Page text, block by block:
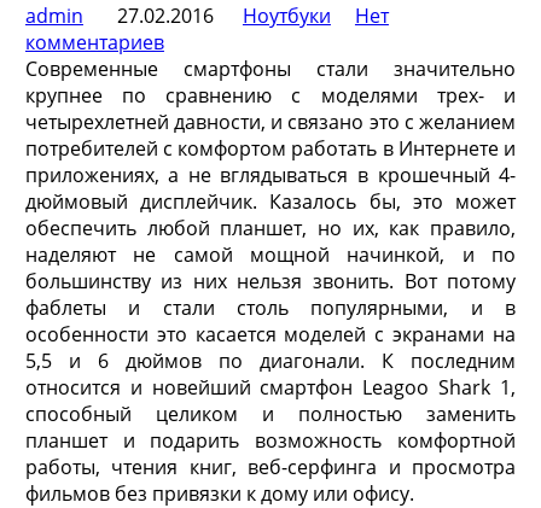
admin
27.02.2016 Ноутбуки
Нет
комментариев
Современные смартфоны стали значительно
крупнее по сравнению с моделями трех- и
четырехлетней давности, и связано это с желанием
потребителей с комфортом работать в Интернете и
приложениях, а не вглядываться в крошечный 4-
дюймовый дисплейчик. Казалось бы, это может
обеспечить любой планшет, но их, как правило,
наделяют не самой мощной начинкой, и по
большинству из них нельзя звонить. Вот потому
фаблеты и стали столь популярными, и в
особенности это касается моделей с экранами на
5,5 и 6 дюймов по диагонали. К последним
относится и новейший смартфон Leagoo Shark 1,
способный целиком и полностью заменить
планшет и подарить возможность комфортной
работы, чтения книг, веб-серфинга и просмотра
фильмов без привязки к дому или офису.